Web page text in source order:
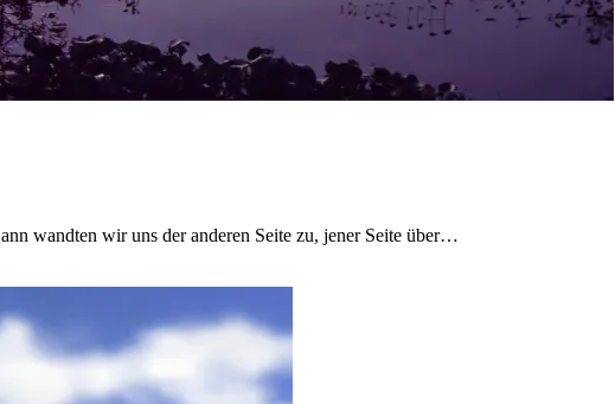
wandten wir uns der anderen Seite zu, jener Seite über…